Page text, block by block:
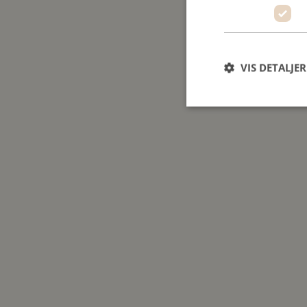
VIS DETALJER